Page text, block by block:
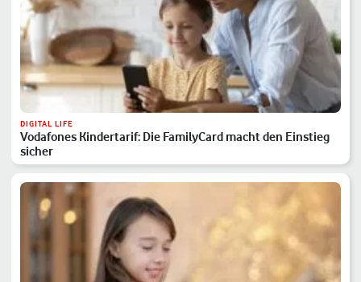
DIGITAL LIFE
Vodafones Kindertarif: Die FamilyCard macht den Einstieg
sicher